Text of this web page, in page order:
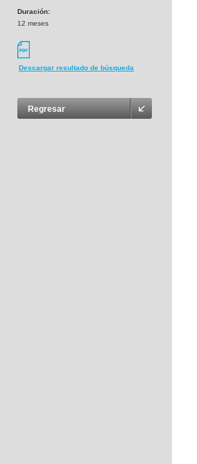
Duración:
12 meses
Descargar resultado de búsqueda
Regresar